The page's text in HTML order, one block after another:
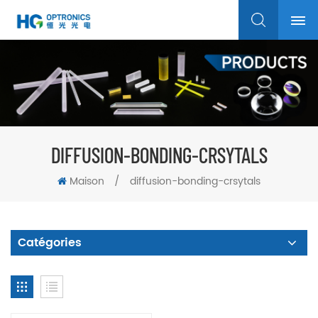
DIFFUSION-BONDING-CRSYTALS
Maison / diffusion-bonding-crsytals
Catégories